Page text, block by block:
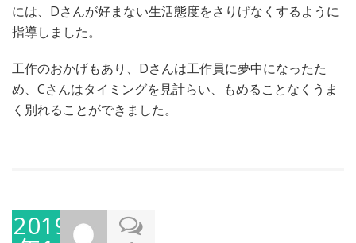
には、Dさんが好まない生活態度をさりげなくするように
指導しました。
工作のおかげもあり、Dさんは工作員に夢中になったた
め、Cさんはタイミングを見計らい、もめることなくうま
く別れることができました。
2019